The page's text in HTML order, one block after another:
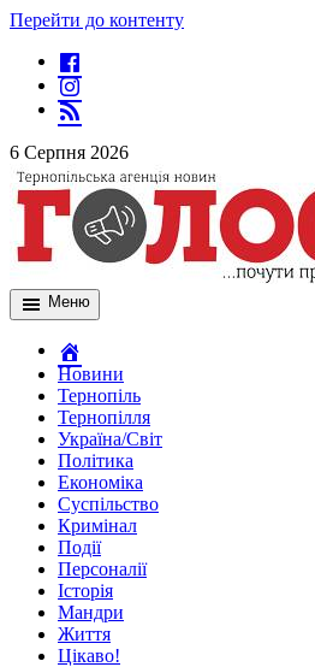
Перейти до контенту
6 Серпня 2026
Меню
Новини
Тернопіль
Тернопілля
Україна/Світ
Політика
Економіка
Суспільство
Кримінал
Події
Персоналії
Історія
Мандри
Життя
Цікаво!